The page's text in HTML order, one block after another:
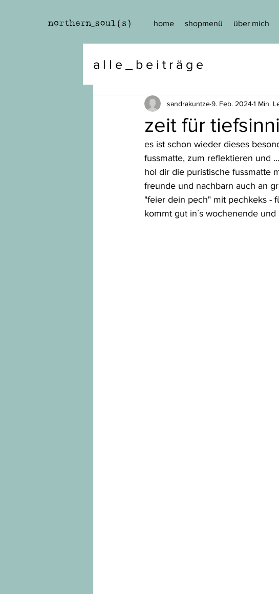
home shopmenü über mich
a l l e _ b e i t r ä g e
zeit für
sandrakuntze9. Feb. 20241 Min.
es ist schon wieder dieses
fussmatte, zum reflektieren und
hol dir die puristische fussmatte
freunde und nachbarn auch an
"feier dein pech" mit pechkeks -
kommt gut in´s wochenende